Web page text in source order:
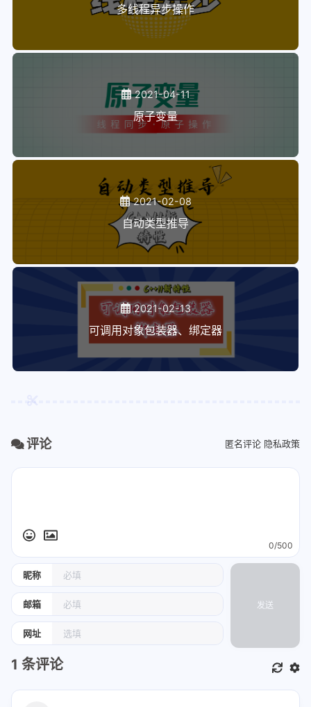
多线程异步操作
2021-04-11
原子变量
2021-02-08
自动类型推导
2021-02-13
可调用对象包装器、绑定器
评论 匿名评论 隐私政策
昵称
邮箱
网址
0/500
发送
1 条评论